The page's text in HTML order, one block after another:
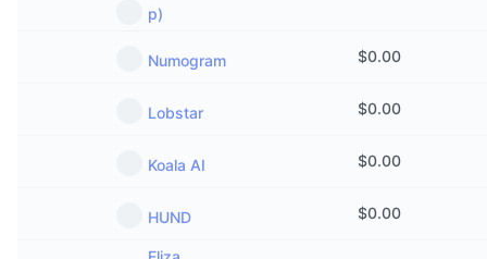
p)
Numogram $0.00
Lobstar $0.00
Koala AI $0.00
HUND $0.00